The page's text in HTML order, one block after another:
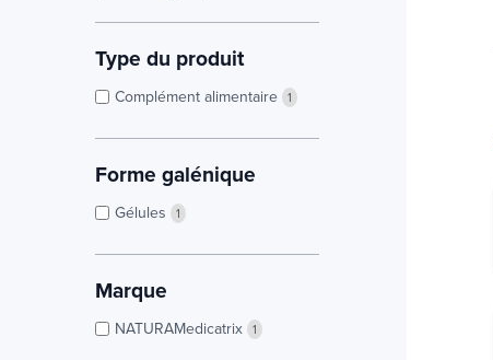
Type du produit
Complément alimentaire 1
Forme galénique
Gélules 1
Marque
NATURAMedicatrix 1